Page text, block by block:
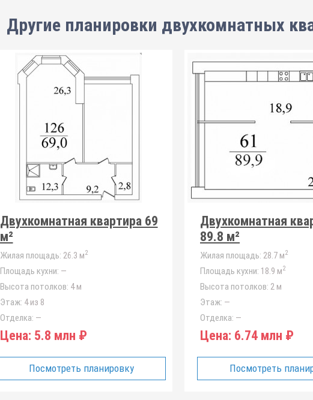
Другие планировки двухкомнатных
Двухкомнатная квартира 69
м²
Жилая площадь: 26.3 м2
Площадь кухни: —
Высота потолков: 4 м
Этаж: 4 из 8
Отделка: —
Цена: 5.8 млн ₽
Посмотреть планировку
Двухкомнатная
89.8 м²
Жилая площадь: 28.7 м2
Площадь кухни: 18.9 м2
Высота потолков: 2 м
Этаж: —
Отделка: —
Цена: 6.74 млн ₽
Посмотреть